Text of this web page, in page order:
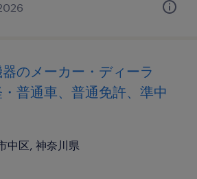
のメーカー・ディーラ
普通車、普通免許、準中
中区, 神奈川県